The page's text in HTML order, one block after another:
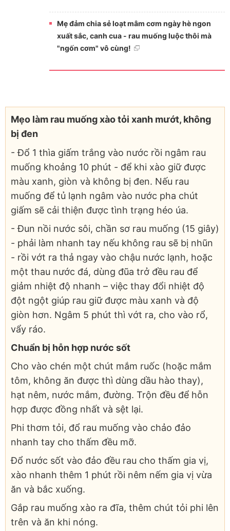
Mẹ đảm chia sẻ loạt mâm cơm ngày hè ngon
xuất sắc, canh cua - rau muống luộc thôi mà
"ngốn cơm" vô cùng!
Mẹo làm rau muống xào tỏi xanh mướt, không
bị đen
- Đổ 1 thìa giấm trắng vào nước rồi ngâm rau
muống khoảng 10 phút - để khi xào giữ được
màu xanh, giòn và không bị đen. Nếu rau
muống để tủ lạnh ngâm vào nước pha chút
giấm sẽ cải thiện được tình trạng héo úa.
- Đun nồi nước sôi, chần sơ rau muống (15 giây)
- phải làm nhanh tay nếu không rau sẽ bị nhũn
- rồi vớt ra thả ngay vào chậu nước lạnh, hoặc
một thau nước đá, dùng đũa trở đều rau để
giảm nhiệt độ nhanh – việc thay đổi nhiệt độ
đột ngột giúp rau giữ được màu xanh và độ
giòn hơn. Ngâm 5 phút thì vớt ra, cho vào rổ,
vẩy ráo.
Chuẩn bị hỗn hợp nước sốt
Cho vào chén một chút mắm ruốc (hoặc mắm
tôm, không ăn được thì dùng dầu hào thay),
hạt nêm, nước mắm, đường. Trộn đều để hỗn
hợp được đồng nhất và sệt lại.
Phi thơm tỏi, đổ rau muống vào chảo đảo
nhanh tay cho thấm đều mỡ.
Đổ nước sốt vào đảo đều rau cho thấm gia vị,
xào nhanh thêm 1 phút rồi nêm nếm gia vị vừa
ăn và bắc xuống.
Gắp rau muống xào ra đĩa, thêm chút tỏi phi lên
trên và ăn khi nóng.